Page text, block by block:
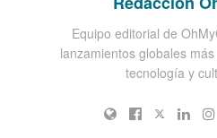
Equipo editorial de
lanzamientos globales
tecnología y